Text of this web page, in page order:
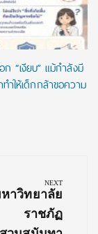
ก “เงียบ” แม้กำลังมี
ำให้เด็กกล้าขอความ
NEXT
าวิทยาลัย
ราชภัฏ